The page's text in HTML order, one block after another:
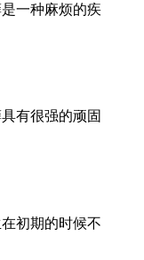
一种麻烦的疾
有很强的顽固
初期的时候不